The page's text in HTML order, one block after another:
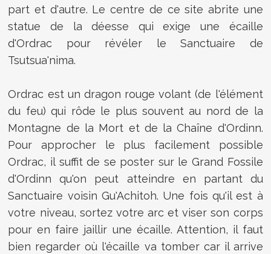
part et d'autre. Le centre de ce site abrite une
statue de la déesse qui exige une écaille
d'Ordrac pour révéler le Sanctuaire de
Tsutsua'nima.
Ordrac est un dragon rouge volant (de l'élément
du feu) qui rôde le plus souvent au nord de la
Montagne de la Mort et de la Chaîne d'Ordinn.
Pour approcher le plus facilement possible
Ordrac, il suffit de se poster sur le Grand Fossile
d'Ordinn qu'on peut atteindre en partant du
Sanctuaire voisin Gu'Achitoh. Une fois qu'il est à
votre niveau, sortez votre arc et viser son corps
pour en faire jaillir une écaille. Attention, il faut
bien regarder où l'écaille va tomber car il arrive